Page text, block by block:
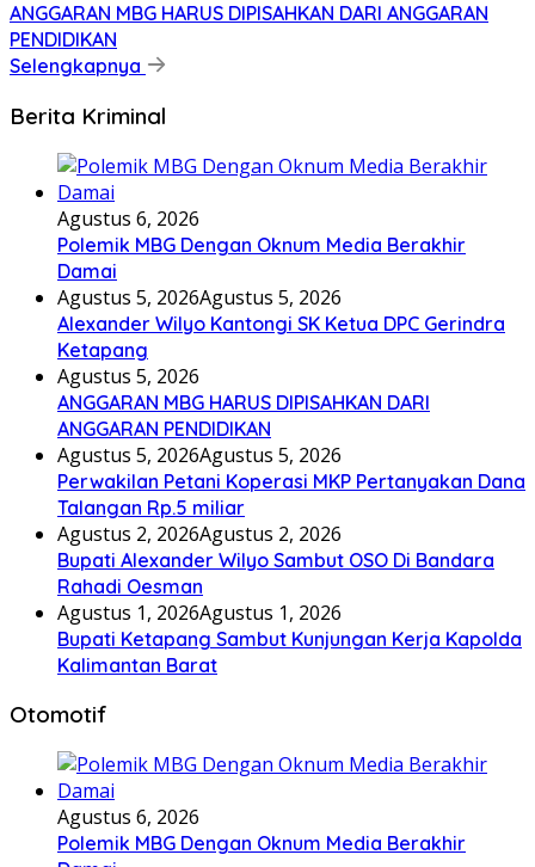
ANGGARAN MBG HARUS DIPISAHKAN DARI ANGGARAN
PENDIDIKAN
Selengkapnya
Berita Kriminal
Agustus 6, 2026
Polemik MBG Dengan Oknum Media Berakhir
Damai
Agustus 5, 2026Agustus 5, 2026
Alexander Wilyo Kantongi SK Ketua DPC Gerindra
Ketapang
Agustus 5, 2026
ANGGARAN MBG HARUS DIPISAHKAN DARI
ANGGARAN PENDIDIKAN
Agustus 5, 2026Agustus 5, 2026
Perwakilan Petani Koperasi MKP Pertanyakan Dana
Talangan Rp.5 miliar
Agustus 2, 2026Agustus 2, 2026
Bupati Alexander Wilyo Sambut OSO Di Bandara
Rahadi Oesman
Agustus 1, 2026Agustus 1, 2026
Bupati Ketapang Sambut Kunjungan Kerja Kapolda
Kalimantan Barat
Otomotif
Agustus 6, 2026
Polemik MBG Dengan Oknum Media Berakhir